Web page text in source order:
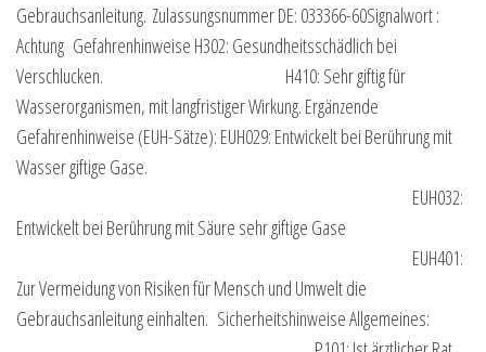
Gebrauchsanleitung. Zulassungsnummer DE: 033366-60Signalwort :
Achtung Gefahrenhinweise H302: Gesundheitsschädlich bei
Verschlucken. H410: Sehr giftig für
Wasserorganismen, mit langfristiger Wirkung. Ergänzende
Gefahrenhinweise (EUH-Sätze): EUH029: Entwickelt bei Berührung mit
Wasser giftige Gase.
EUH032:
Entwickelt bei Berührung mit Säure sehr giftige Gase
EUH401:
Zur Vermeidung von Risiken für Mensch und Umwelt die
Gebrauchsanleitung einhalten. Sicherheitshinweise Allgemeines: